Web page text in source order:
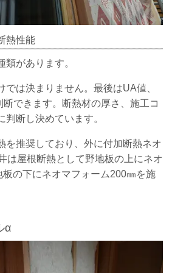
熱性能
類があります。
では決まりません。最後はUA値、
できます。断熱材の厚さ、施工コ
判断し決めています。
を推奨しており、外に付加断熱ネオ
は屋根断熱として野地板の上にネオ
の下にネオマフォーム200㎜を施
α